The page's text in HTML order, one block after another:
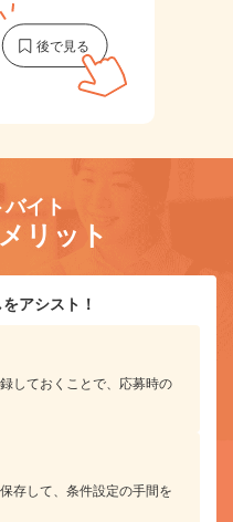
イト
リット
アシスト！
しておくことで、応募時の
存して、条件設定の手間を